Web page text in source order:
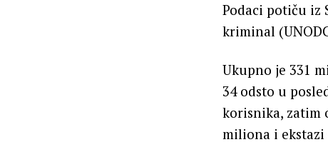
Podaci potiču iz
kriminal
Ukupno je 331
34 odsto u
korisnika, zatim
miliona i